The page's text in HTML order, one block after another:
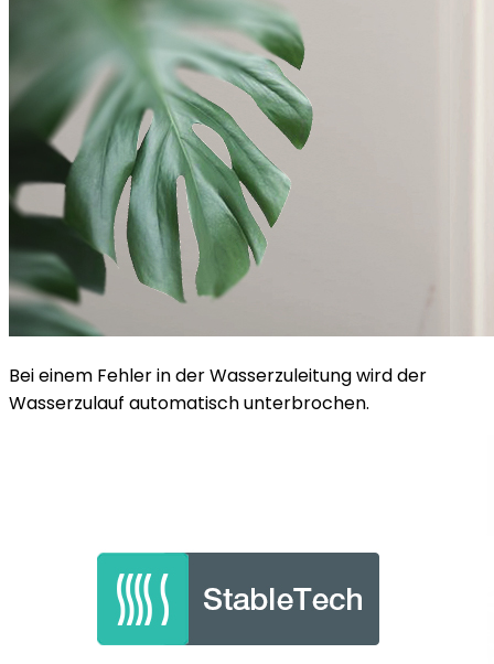
Bei einem Fehler in der Wasserzuleitung wird der
Wasserzulauf automatisch unterbrochen.